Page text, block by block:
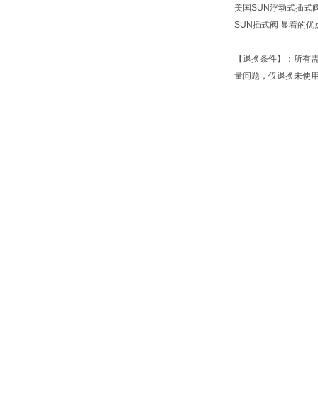
美国SUN浮动式插式
SUN插式阀 显着的优
【退换条件】：所
量问题，仅退换未使